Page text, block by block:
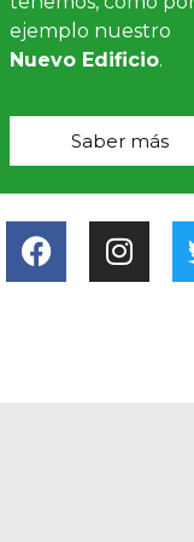
ejemplo nuestro
Nuevo Edificio.
Saber más